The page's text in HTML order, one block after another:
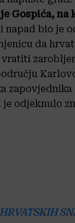
Gospića,
napad bio je
da
vratiti
odjeknulo